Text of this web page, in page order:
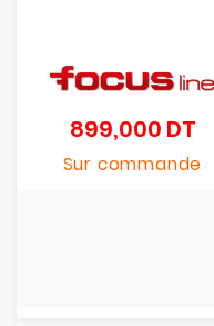
899,000 DTPrix
Sur commande